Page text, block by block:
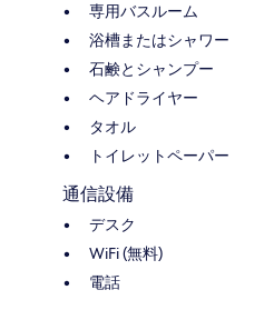
専用バスルーム
浴槽またはシャワー
石鹸とシャンプー
ヘアドライヤー
タオル
トイレットペーパー
通信設備
デスク
WiFi (無料)
電話